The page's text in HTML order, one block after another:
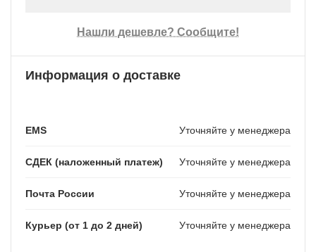
Нашли дешевле? Сообщите!
Информация о доставке
EMS Уточняйте у менеджера
СДЕК (наложенный платеж) Уточняйте у менеджера
Почта России Уточняйте у менеджера
Курьер (от 1 до 2 дней) Уточняйте у менеджера